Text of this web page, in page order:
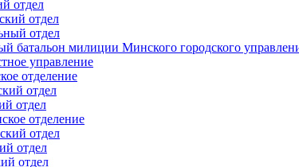
отдел
отдел
отдел
батальон милиции Минского городского
управление
отделение
отдел
отдел
отделение
отдел
отдел
отдел